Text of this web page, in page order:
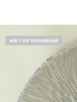
NIET OP VOORRAAD